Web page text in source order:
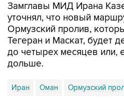
Замглавы МИД Ирана
уточнял, что новый
Ормузский пролив,
Тегеран и Маскат, будет
до четырех месяцев или,
дольше.
Иран Оман Ормузский